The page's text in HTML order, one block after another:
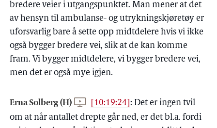
bredere veier i utgangspunktet. Man mener at det
av hensyn til ambulanse- og utrykningskjøretøy er
uforsvarlig bare å sette opp midtdelere hvis vi ikke
også bygger bredere vei, slik at de kan komme
fram. Vi bygger midtdelere, vi bygger bredere vei,
men det er også mye igjen.
Erna Solberg (H) [10:19:24] : Det er ingen tvil
om at når antallet drepte går ned, er det bl.a. fordi